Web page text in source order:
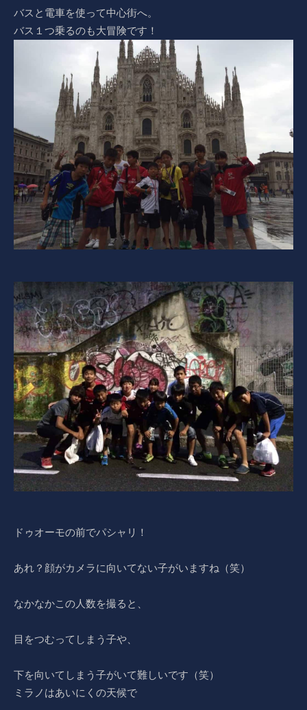
バスと電車を使って中心街へ。
バス１つ乗るのも大冒険です！
ドゥオーモの前でパシャリ！
あれ？顔がカメラに向いてない子がいますね（笑）
なかなかこの人数を撮ると、
目をつむってしまう子や、
下を向いてしまう子がいて難しいです（笑）
ミラノはあいにくの天候で